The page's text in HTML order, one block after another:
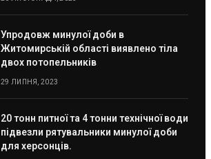
Упродовж минулої доби в
Житомирській області виявлено тіла
двох потопельників
29 ЛИПНЯ, 2023
20 тонн питної та 4 тонни технічної води
підвезли рятувальники минулої доби
для херсонців.